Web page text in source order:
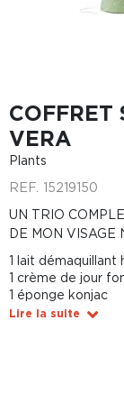
COFFRET
VERA
Plants
REF. 15219150
UN TRIO
DE MON VISAGE
1 lait démaquillant
1 crème de jour
1 éponge konjac
Lire la suite